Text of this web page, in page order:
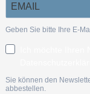
Geben Sie bitte Ihre E-
Sie können den
abbestellen.